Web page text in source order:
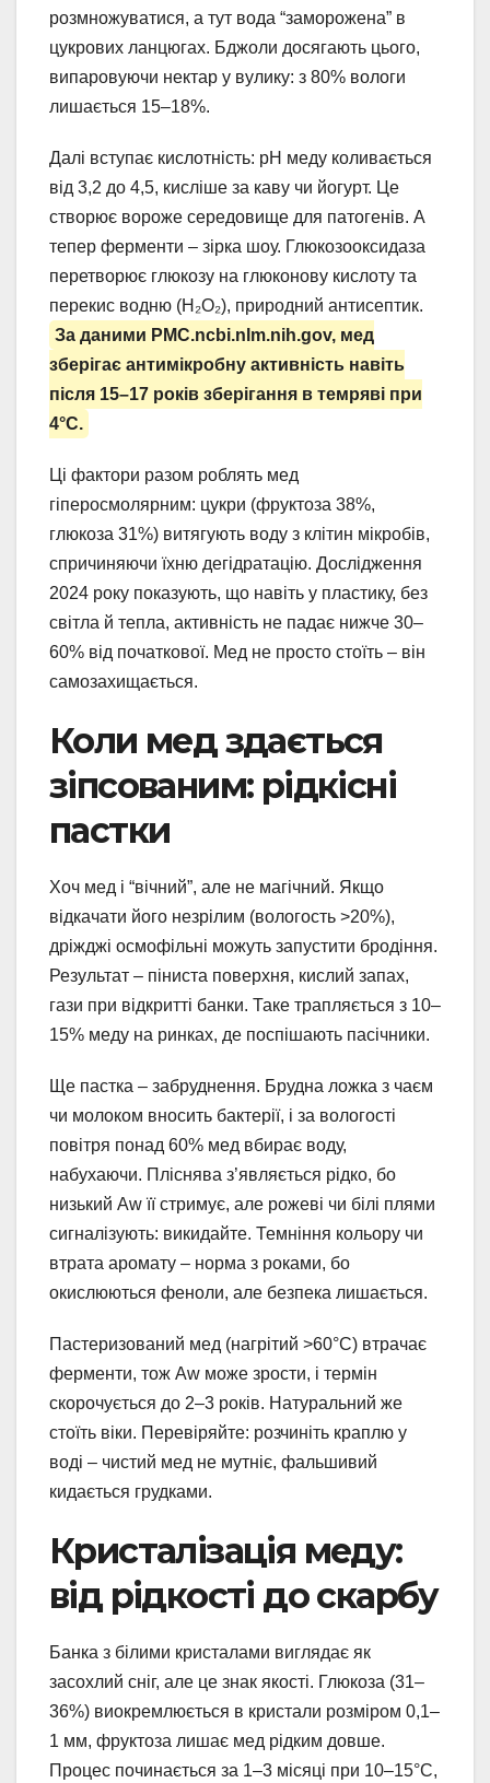
розмножуватися, а тут вода “заморожена” в
цукрових ланцюгах. Бджоли досягають цього,
випаровуючи нектар у вулику: з 80% вологи
лишається 15–18%.
Далі вступає кислотність: pH меду коливається
від 3,2 до 4,5, кисліше за каву чи йогурт. Це
створює вороже середовище для патогенів. А
тепер ферменти – зірка шоу. Глюкозооксидаза
перетворює глюкозу на глюконову кислоту та
перекис водню (H₂O₂), природний антисептик.
За даними PMC.ncbi.nlm.nih.gov, мед
зберігає антимікробну активність навіть
після 15–17 років зберігання в темряві при
4°C.
Ці фактори разом роблять мед
гіперосмолярним: цукри (фруктоза 38%,
глюкоза 31%) витягують воду з клітин мікробів,
спричиняючи їхню дегідратацію. Дослідження
2024 року показують, що навіть у пластику, без
світла й тепла, активність не падає нижче 30–
60% від початкової. Мед не просто стоїть – він
самозахищається.
Коли мед здається
зіпсованим: рідкісні
пастки
Хоч мед і “вічний”, але не магічний. Якщо
відкачати його незрілим (вологость >20%),
дріжджі осмофільні можуть запустити бродіння.
Результат – піниста поверхня, кислий запах,
гази при відкритті банки. Таке трапляється з 10–
15% меду на ринках, де поспішають пасічники.
Ще пастка – забруднення. Брудна ложка з чаєм
чи молоком вносить бактерії, і за вологості
повітря понад 60% мед вбирає воду,
набухаючи. Пліснява з’являється рідко, бо
низький Aw її стримує, але рожеві чи білі плями
сигналізують: викидайте. Темніння кольору чи
втрата аромату – норма з роками, бо
окислюються феноли, але безпека лишається.
Пастеризований мед (нагрітий >60°C) втрачає
ферменти, тож Aw може зрости, і термін
скорочується до 2–3 років. Натуральний же
стоїть віки. Перевіряйте: розчиніть краплю у
воді – чистий мед не мутніє, фальшивий
кидається грудками.
Кристалізація меду:
від рідкості до скарбу
Банка з білими кристалами виглядає як
засохлий сніг, але це знак якості. Глюкоза (31–
36%) виокремлюється в кристали розміром 0,1–
1 мм, фруктоза лишає мед рідким довше.
Процес починається за 1–3 місяці при 10–15°C,